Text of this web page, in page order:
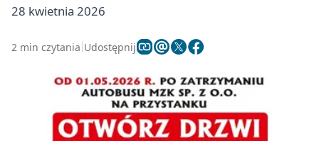
28 kwietnia 2026
2 min czytania Udostępnij